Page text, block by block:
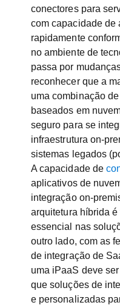
conectores para
com capacidade de
rapidamente
no ambiente de
passa por
reconhecer que a
uma combinação
baseados em
seguro para se
infraestrutura on-
sistemas legados
A capacidade de
aplicativos de
integração on-
arquitetura híbrida
essencial nas
outro lado, com as
de integração de
uma iPaaS deve
que soluções de
e personalizadas